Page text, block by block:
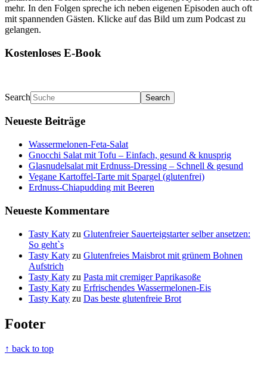
mehr. In den Folgen spreche ich neben eigenen Episoden auch oft
mit spannenden Gästen. Klicke auf das Bild um zum Podcast zu
gelangen.
Kostenloses E-Book
Search
Neueste Beiträge
Wassermelonen-Feta-Salat
Gnocchi Salat mit Tofu – Einfach, gesund & knusprig
Glasnudelsalat mit Erdnuss-Dressing – Schnell & gesund
Vegane Kartoffel-Tarte mit Spargel (glutenfrei)
Erdnuss-Chiapudding mit Beeren
Neueste Kommentare
Tasty Katy zu Glutenfreier Sauerteigstarter selber ansetzen:
So geht`s
Tasty Katy zu Glutenfreies Maisbrot mit grünem Bohnen
Aufstrich
Tasty Katy zu Pasta mit cremiger Paprikasoße
Tasty Katy zu Erfrischendes Wassermelonen-Eis
Tasty Katy zu Das beste glutenfreie Brot
Footer
↑ back to top